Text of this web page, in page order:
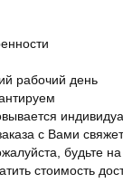
рабочий день
с Вами
будьте на
стоимость